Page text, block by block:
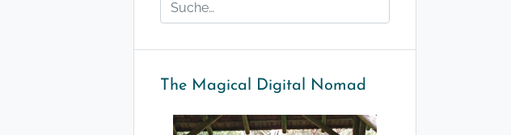
The Magical Digital Nomad